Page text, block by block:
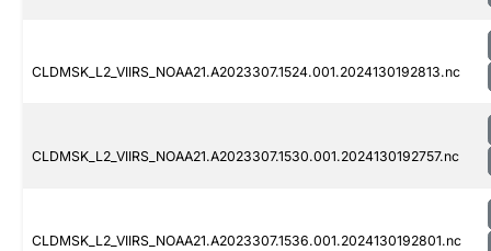
CLDMSK_L2_VIIRS_NOAA21.A2023307.1524.001.2024130192813.nc
CLDMSK_L2_VIIRS_NOAA21.A2023307.1530.001.2024130192757.nc
CLDMSK_L2_VIIRS_NOAA21.A2023307.1536.001.2024130192801.nc